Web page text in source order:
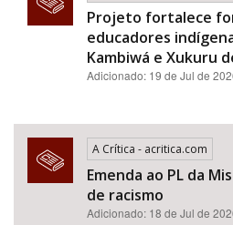
Projeto fortalece
educadores
Kambiwá e Xukuru
Adicionado: 19 de Jul de
A Crítica - acritica.com
Emenda ao PL da
de racismo​​​​​​​​​​​​​​​​​​​​​​​​​​​​​​​​​​​​​​​​​​
Adicionado: 18 de Jul de